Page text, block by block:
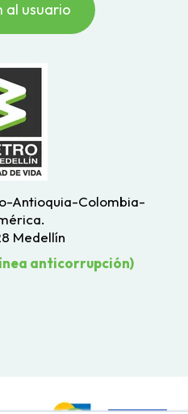
al usuario
Antioquia-Colombia-
Medellín
anticorrupción)